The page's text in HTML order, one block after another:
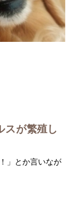
が繁殖し
」とか言いなが